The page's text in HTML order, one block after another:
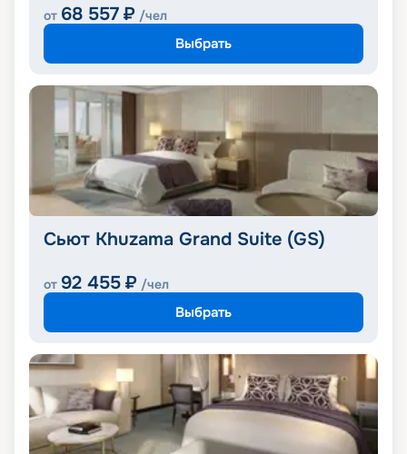
от 68 557 ₽ /чел
Выбрать
Сьют Khuzama Grand Suite (GS)
от 92 455 ₽ /чел
Выбрать